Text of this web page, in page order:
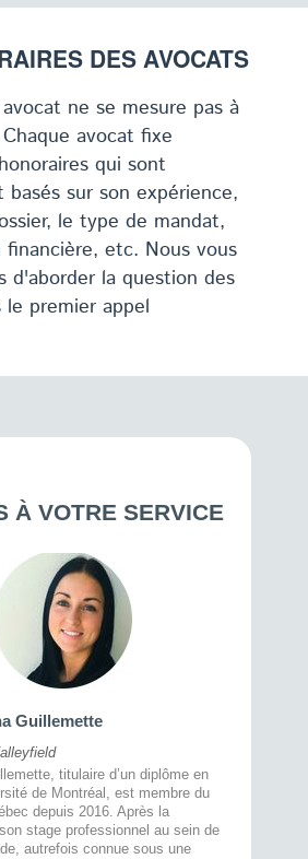
DES AVOCATS
ne se mesure pas à
avocat fixe
qui sont
sur son expérience,
le type de mandat,
etc. Nous vous
d'aborder la question des
le premier appel
À VOTRE SERVICE
Guillemette
titulaire d’un diplôme en
de Montréal, est membre du
depuis 2016. Après la
stage professionnel au sein de
autrefois connue sous une